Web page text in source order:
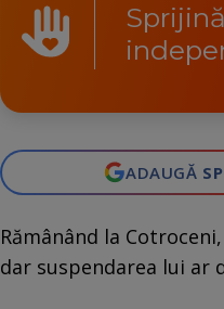
ADAUGĂ
Rămânând la
dar suspendarea lui ar